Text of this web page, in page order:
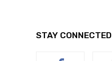
STAY CONNECTED